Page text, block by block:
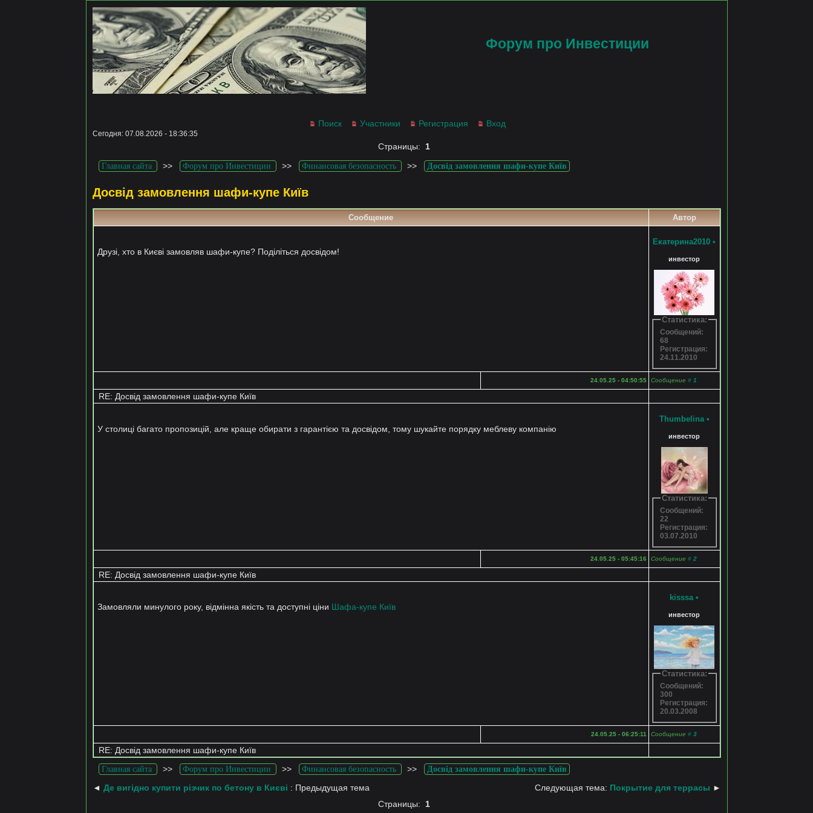
Форум про Инвестиции
Поиск Участники Регистрация Вход
Сегодня: 07.08.2026 - 18:36:35
Страницы: 1
Главная сайта >> Форум про Инвестиции >> Финансовая безопасность >> Досвід замовлення шафи-купе Київ
Досвід замовлення шафи-купе Київ
Сообщение Автор
Друзі, хто в Києві замовляв шафи-купе? Поділіться досвідом!
Екатерина2010 •
инвестор
Статистика:
Сообщений:
68
Регистрация:
24.11.2010
24.05.25 - 04:50:55 Сообщение # 1
RE: Досвід замовлення шафи-купе Київ
У столиці багато пропозицій, але краще обирати з гарантією та досвідом, тому шукайте порядку меблеву компанію
Thumbelina •
инвестор
Статистика:
Сообщений:
22
Регистрация:
03.07.2010
24.05.25 - 05:45:16 Сообщение # 2
RE: Досвід замовлення шафи-купе Київ
Замовляли минулого року, відмінна якість та доступні ціни Шафа-купе Київ
kisssa •
инвестор
Статистика:
Сообщений:
300
Регистрация:
20.03.2008
24.05.25 - 06:25:11 Сообщение # 3
RE: Досвід замовлення шафи-купе Київ
Главная сайта >> Форум про Инвестиции >> Финансовая безопасность >> Досвід замовлення шафи-купе Київ
◄ Де вигідно купити різчик по бетону в Києві : Предыдущая тема Следующая тема: Покрытие для террасы ►
Страницы: 1